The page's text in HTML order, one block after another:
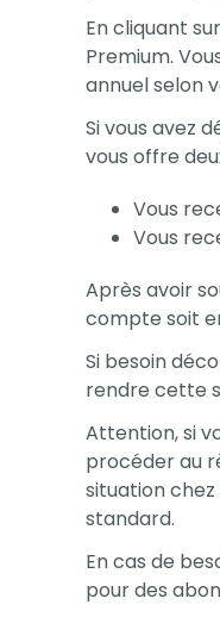
En cliquant
Premium.
annuel selon
Si vous avez
vous offre
Vous
Vous
Après avoir
compte soit
Si besoin
rendre cette
Attention, si
procéder au
situation
standard.
En cas de
pour des